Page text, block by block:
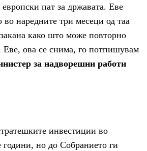
пат за државата. Еве
наредните три месеци од таа
како што може повторно
Еве, ова се снима, го потпишувам
за надворешни работи
инвестиции во
години, но до Собранието ги